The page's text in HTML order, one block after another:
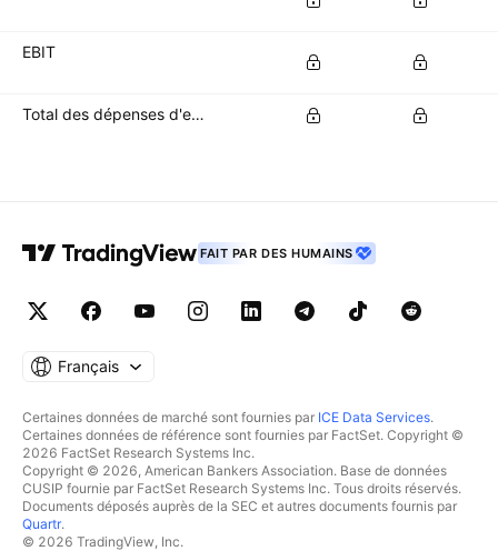
EBIT
Total des dépenses d'exploitation
FAIT PAR DES HUMAINS
Français
Certaines données de marché sont fournies par ICE Data Services.
Certaines données de référence sont fournies par FactSet. Copyright ©
2026 FactSet Research Systems Inc.
Copyright © 2026, American Bankers Association. Base de données
CUSIP fournie par FactSet Research Systems Inc. Tous droits réservés.
Documents déposés auprès de la SEC et autres documents fournis par
Quartr.
© 2026 TradingView, Inc.